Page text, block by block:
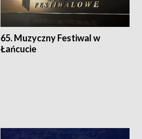
65. Muzyczny Festiwal w
Łańcucie